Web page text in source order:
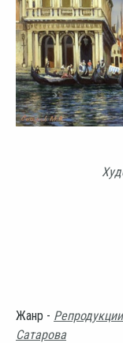
Жанр -
Сатарова